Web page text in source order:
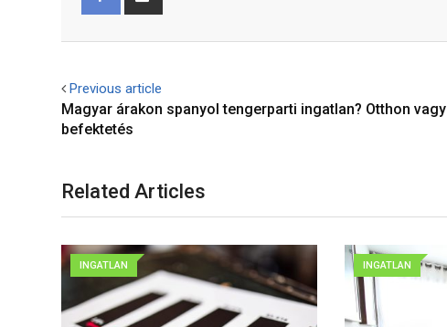
Previous article
Magyar árakon spanyol tengerparti ingatlan? Otthon vagy
befektetés
Related Articles
INGATLAN INGATLAN